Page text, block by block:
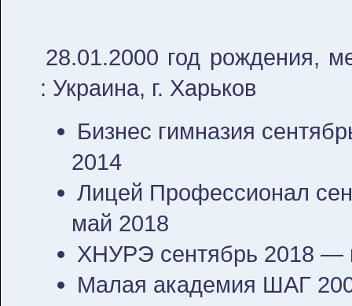
28.01.2000 год рождения,
: Украина, г. Харьков
Бизнес гимназия
2014
Лицей Профессионал
май 2018
ХНУРЭ сентябрь 2018 —
Малая академия ШАГ